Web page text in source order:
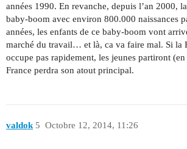
années 1990. En revanche, depuis l’an 2000,
baby-boom avec environ 800.000 naissances
années, les enfants de ce baby-boom vont
marché du travail… et là, ca va faire mal. Si la
occupe pas rapidement, les jeunes partiront
France perdra son atout principal.
valdok Octobre 12, 2014, 11:26
5